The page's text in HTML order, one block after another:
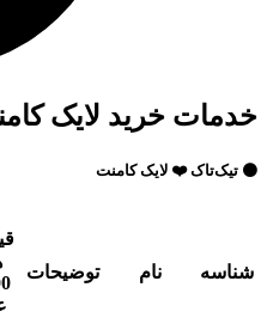
خدمات خرید لایک
⚫️ تیک‌تاک ❤️ لایک کامنت
شناسه نام توضیحات